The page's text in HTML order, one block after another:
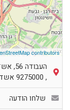
contributors
העבודה 56, אשדוד
,
9275000
שלחו הודעה